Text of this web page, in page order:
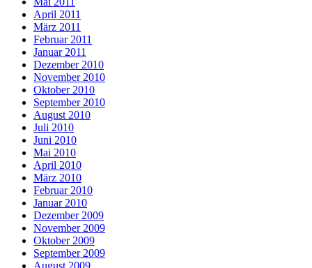
April 2011
März 2011
Februar 2011
Januar 2011
Dezember 2010
November 2010
Oktober 2010
September 2010
August 2010
Juli 2010
Juni 2010
Mai 2010
April 2010
März 2010
Februar 2010
Januar 2010
Dezember 2009
November 2009
Oktober 2009
September 2009